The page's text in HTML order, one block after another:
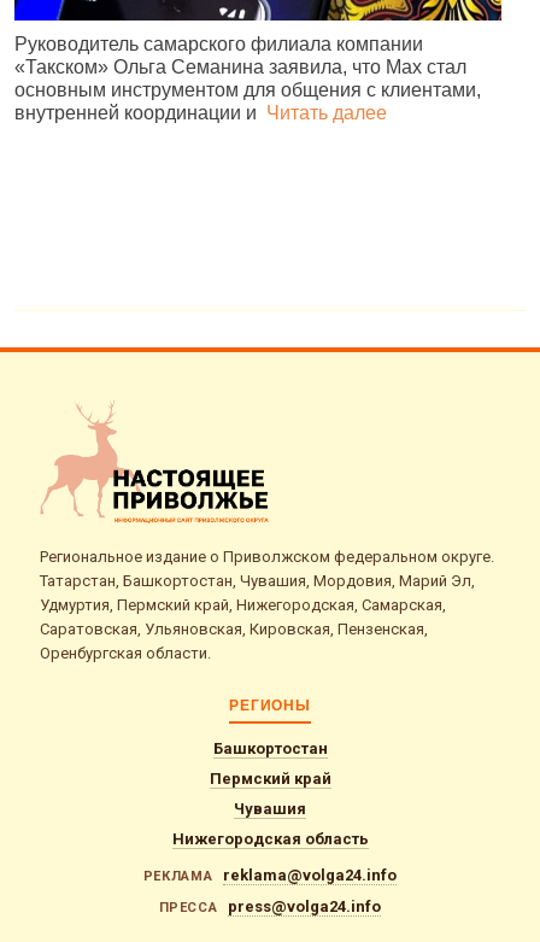
Руководитель самарского филиала компании
«Такском» Ольга Семанина заявила, что Max стал
основным инструментом для общения с клиентами,
внутренней координации и Читать далее
Региональное издание о Приволжском федеральном округе.
Татарстан, Башкортостан, Чувашия, Мордовия, Марий Эл,
Удмуртия, Пермский край, Нижегородская, Самарская,
Саратовская, Ульяновская, Кировская, Пензенская,
Оренбургская области.
РЕГИОНЫ
Башкортостан
Пермский край
Чувашия
Нижегородская область
РЕКЛАМА reklama@volga24.info
ПРЕССА press@volga24.info